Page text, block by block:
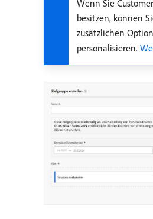
Wenn Sie
besitzen, können
zusätzlichen
personalisieren.